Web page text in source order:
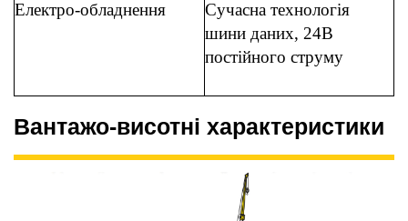
Електро-обладнення
Сучасна технологія
шини даних, 24В
постійного струму
Вантажо-висотні характеристики